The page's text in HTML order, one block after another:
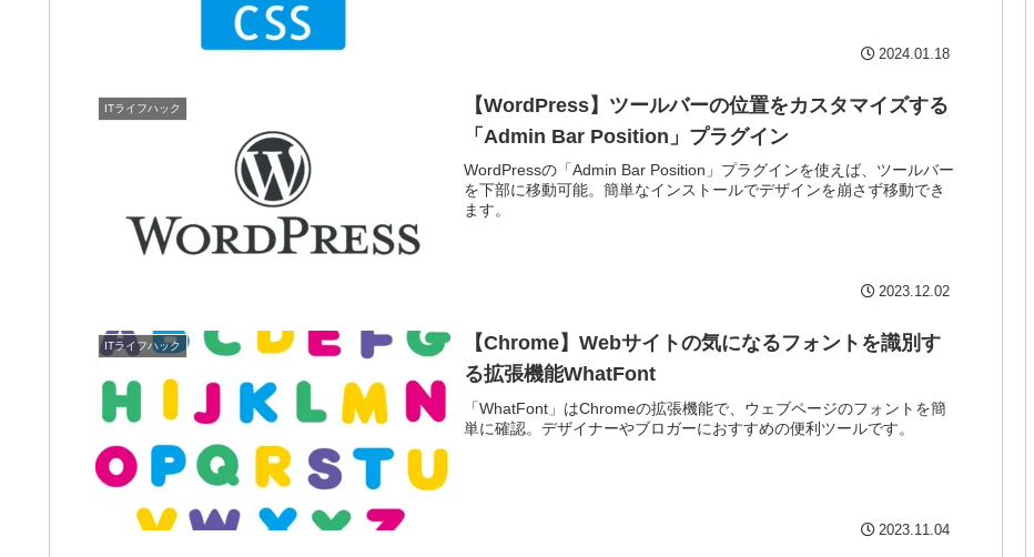
2024.01.18
ITライフハック
【WordPress】ツールバーの位置をカスタマイズする
「Admin Bar Position」プラグイン
WordPressの「Admin Bar Position」プラグインを使えば、ツールバー
を下部に移動可能。簡単なインストールでデザインを崩さず移動でき
ます。
2023.12.02
ITライフハック
【Chrome】Webサイトの気になるフォントを識別す
る拡張機能WhatFont
「WhatFont」はChromeの拡張機能で、ウェブページのフォントを簡
単に確認。デザイナーやブロガーにおすすめの便利ツールです。
2023.11.04